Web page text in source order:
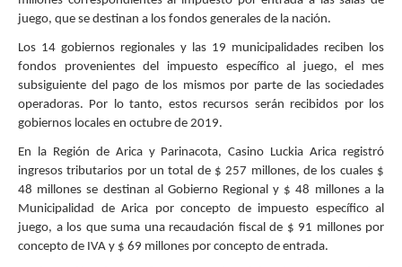
juego, que se destinan a los fondos generales de la nación.
Los 14 gobiernos regionales y las 19 municipalidades reciben los
fondos provenientes del impuesto específico al juego, el mes
subsiguiente del pago de los mismos por parte de las sociedades
operadoras. Por lo tanto, estos recursos serán recibidos por los
gobiernos locales en octubre de 2019.
En la Región de Arica y Parinacota, Casino Luckia Arica registró
ingresos tributarios por un total de $ 257 millones, de los cuales $
48 millones se destinan al Gobierno Regional y $ 48 millones a la
Municipalidad de Arica por concepto de impuesto específico al
juego, a los que suma una recaudación fiscal de $ 91 millones por
concepto de IVA y $ 69 millones por concepto de entrada.